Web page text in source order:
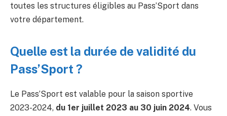
toutes les structures éligibles au Pass’Sport dans
votre département.
Quelle est la durée de validité du
Pass’Sport ?
Le Pass’Sport est valable pour la saison sportive
2023-2024, du 1er juillet 2023 au 30 juin 2024. Vous